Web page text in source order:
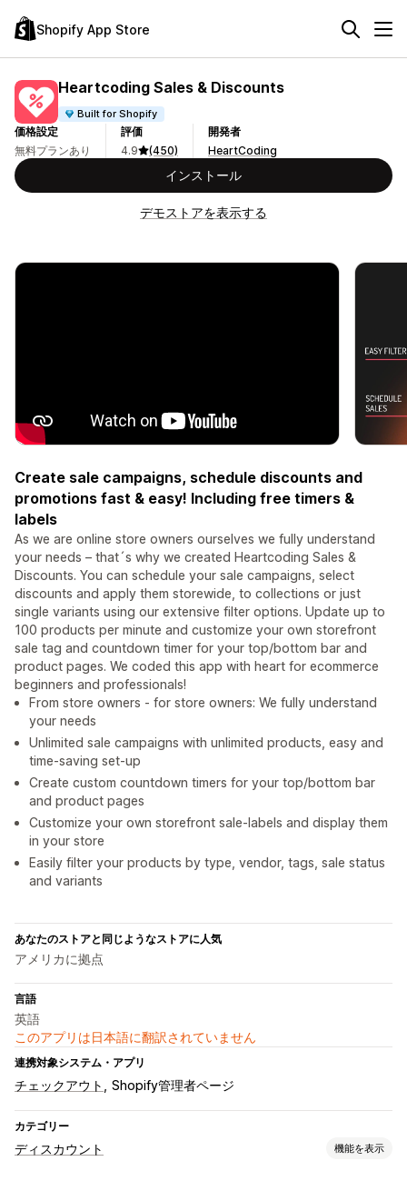
Shopify App Store
Heartcoding Sales & Discounts
Built for Shopify
価格設定
無料プランあり
評価
4.9
(450)
開発者
HeartCoding
インストール
デモストアを表示する
Create sale campaigns, schedule discounts and
promotions fast & easy! Including free timers &
labels
As we are online store owners ourselves we fully understand
your needs – that´s why we created Heartcoding Sales &
Discounts. You can schedule your sale campaigns, select
discounts and apply them storewide, to collections or just
single variants using our extensive filter options. Update up to
100 products per minute and customize your own storefront
sale tag and countdown timer for your top/bottom bar and
product pages. We coded this app with heart for ecommerce
beginners and professionals!
From store owners - for store owners: We fully understand
your needs
Unlimited sale campaigns with unlimited products, easy and
time-saving set-up
Create custom countdown timers for your top/bottom bar
and product pages
Customize your own storefront sale-labels and display them
in your store
Easily filter your products by type, vendor, tags, sale status
and variants
あなたのストアと同じようなストアに人気
アメリカに拠点
言語
英語
このアプリは日本語に翻訳されていません
連携対象システム・アプリ
チェックアウト Shopify管理者ページ
カテゴリー
ディスカウント 機能を表示